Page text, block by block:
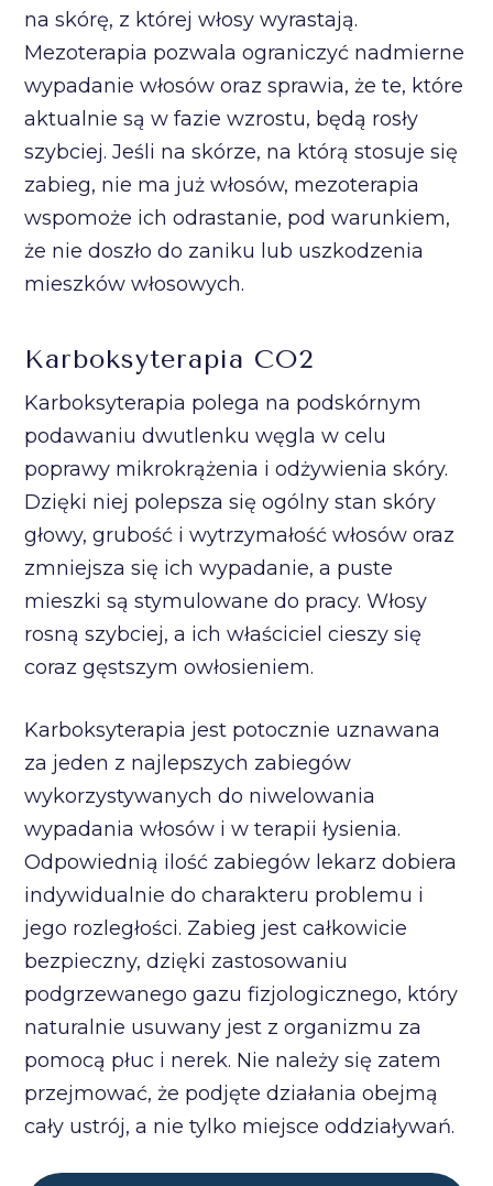
na skórę, z której włosy wyrastają.
Mezoterapia pozwala ograniczyć nadmierne
wypadanie włosów oraz sprawia, że te, które
aktualnie są w fazie wzrostu, będą rosły
szybciej. Jeśli na skórze, na którą stosuje się
zabieg, nie ma już włosów, mezoterapia
wspomoże ich odrastanie, pod warunkiem,
że nie doszło do zaniku lub uszkodzenia
mieszków włosowych.
Karboksyterapia CO2
Karboksyterapia polega na podskórnym
podawaniu dwutlenku węgla w celu
poprawy mikrokrążenia i odżywienia skóry.
Dzięki niej polepsza się ogólny stan skóry
głowy, grubość i wytrzymałość włosów oraz
zmniejsza się ich wypadanie, a puste
mieszki są stymulowane do pracy. Włosy
rosną szybciej, a ich właściciel cieszy się
coraz gęstszym owłosieniem.
Karboksyterapia jest potocznie uznawana
za jeden z najlepszych zabiegów
wykorzystywanych do niwelowania
wypadania włosów i w terapii łysienia.
Odpowiednią ilość zabiegów lekarz dobiera
indywidualnie do charakteru problemu i
jego rozległości. Zabieg jest całkowicie
bezpieczny, dzięki zastosowaniu
podgrzewanego gazu fizjologicznego, który
naturalnie usuwany jest z organizmu za
pomocą płuc i nerek. Nie należy się zatem
przejmować, że podjęte działania obejmą
cały ustrój, a nie tylko miejsce oddziaływań.